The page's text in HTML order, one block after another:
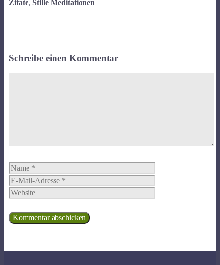
Zitate, Stille Meditationen
Schreibe einen Kommentar
Name